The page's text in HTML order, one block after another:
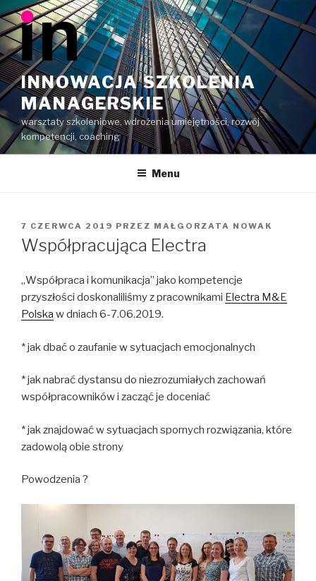
Przeskocz
do
treści
INNOWACJA SZKOLENIA
MANAGERSKIE
warsztaty szkoleniowe, wdrożenia umiejętności, rozwój
kompetencji, coaching
Menu
OPUBLIKOWANE
W
7 CZERWCA 2019 PRZEZ MAŁGORZATA NOWAK
Współpracująca Electra
„Współpraca i komunikacja” jako kompetencje
przyszłości doskonaliliśmy z pracownikami Electra M&E
Polska w dniach 6-7.06.2019.
* jak dbać o zaufanie w sytuacjach emocjonalnych
* jak nabrać dystansu do niezrozumiałych zachowań
współpracowników i zacząć je doceniać
* jak znajdować w sytuacjach spornych rozwiązania, które
zadowolą obie strony
Powodzenia ?